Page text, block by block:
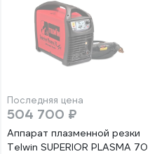
Последняя цена
504 700 ₽
Аппарат плазменной резки
Telwin SUPERIOR PLASMA 70